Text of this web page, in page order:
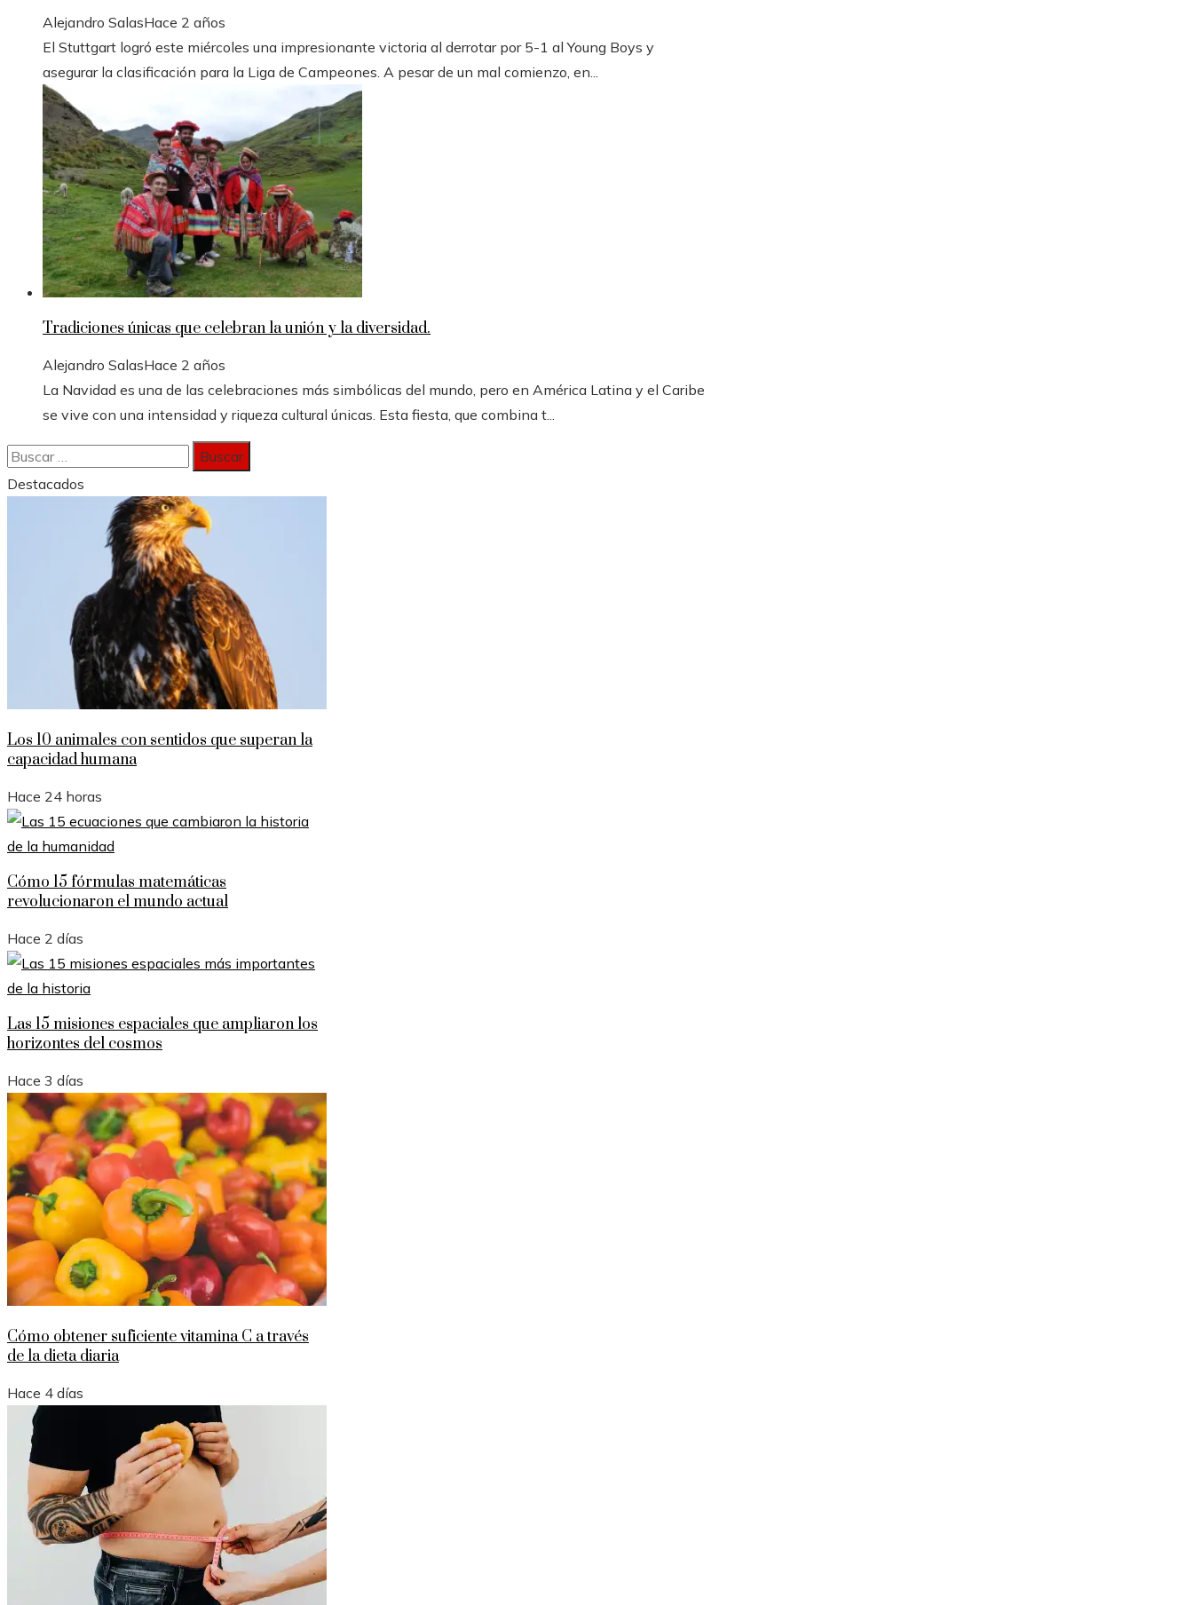
Alejandro SalasHace 2 años
El Stuttgart logró este miércoles una impresionante victoria al derrotar por 5-1 al Young Boys y
asegurar la clasificación para la Liga de Campeones. A pesar de un mal comienzo, en...
Tradiciones únicas que celebran la unión y la diversidad.
Alejandro SalasHace 2 años
La Navidad es una de las celebraciones más simbólicas del mundo, pero en América Latina y el Caribe
se vive con una intensidad y riqueza cultural únicas. Esta fiesta, que combina t...
Buscar:
Destacados
Los 10 animales con sentidos que superan la
capacidad humana
Hace 24 horas
Cómo 15 fórmulas matemáticas
revolucionaron el mundo actual
Hace 2 días
Las 15 misiones espaciales que ampliaron los
horizontes del cosmos
Hace 3 días
Cómo obtener suficiente vitamina C a través
de la dieta diaria
Hace 4 días